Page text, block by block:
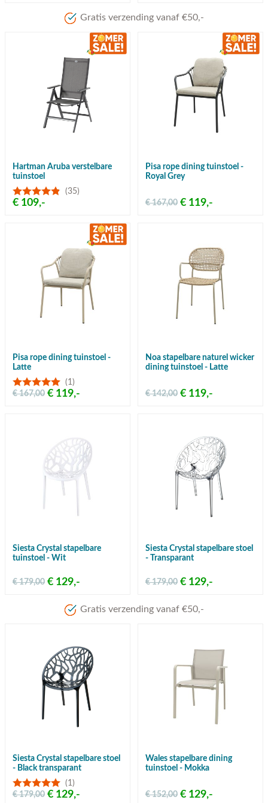
Gratis verzending vanaf €50,-
Hartman Aruba verstelbare
tuinstoel
(35)
€ 109,-
Pisa rope dining tuinstoel -
Royal Grey
€ 119,-
€ 167,00
Pisa rope dining tuinstoel -
Latte
(1)
€ 119,-
€ 167,00
Noa stapelbare naturel wicker
dining tuinstoel - Latte
€ 119,-
€ 142,00
Siesta Crystal stapelbare
tuinstoel - Wit
€ 129,-
€ 179,00
Siesta Crystal stapelbare stoel
- Transparant
€ 129,-
€ 179,00
Gratis verzending vanaf €50,-
Siesta Crystal stapelbare stoel
- Black transparant
(1)
€ 129,-
€ 179,00
Wales stapelbare dining
tuinstoel - Mokka
€ 129,-
€ 152,00